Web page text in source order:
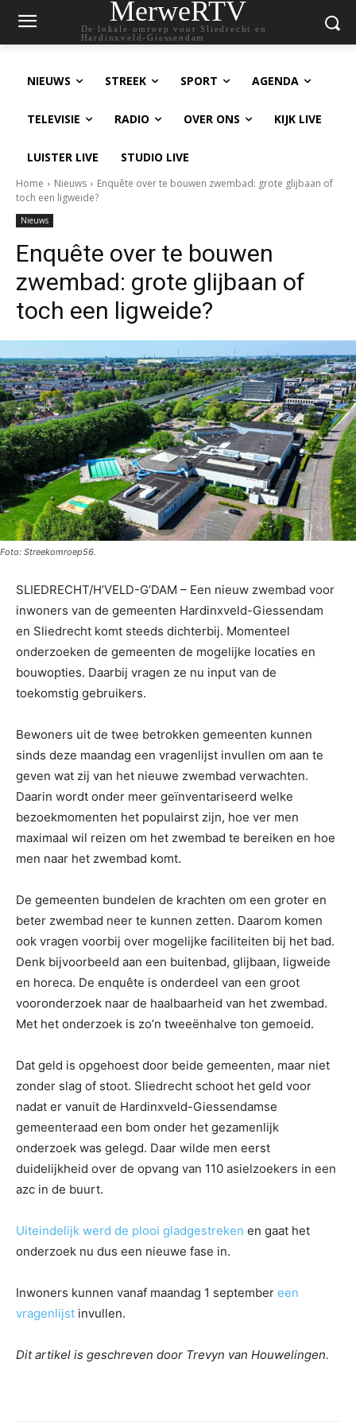
MerweRTV
De lokale omroep voor Sliedrecht en
Hardinxveld-Giessendam
NIEUWS STREEK SPORT AGENDA
TELEVISIE RADIO OVER ONS KIJK LIVE
LUISTER LIVE STUDIO LIVE
Home Nieuws
Enquête over te bouwen zwembad: grote glijbaan of
toch een ligweide?
Nieuws
Enquête over te bouwen
zwembad: grote glijbaan of
toch een ligweide?
Foto: Streekomroep56.
SLIEDRECHT/H’VELD-G’DAM – Een nieuw zwembad voor
inwoners van de gemeenten Hardinxveld-Giessendam
en Sliedrecht komt steeds dichterbij. Momenteel
onderzoeken de gemeenten de mogelijke locaties en
bouwopties. Daarbij vragen ze nu input van de
toekomstig gebruikers.
Bewoners uit de twee betrokken gemeenten kunnen
sinds deze maandag een vragenlijst invullen om aan te
geven wat zij van het nieuwe zwembad verwachten.
Daarin wordt onder meer geïnventariseerd welke
bezoekmomenten het populairst zijn, hoe ver men
maximaal wil reizen om het zwembad te bereiken en hoe
men naar het zwembad komt.
De gemeenten bundelen de krachten om een groter en
beter zwembad neer te kunnen zetten. Daarom komen
ook vragen voorbij over mogelijke faciliteiten bij het bad.
Denk bijvoorbeeld aan een buitenbad, glijbaan, ligweide
en horeca. De enquête is onderdeel van een groot
vooronderzoek naar de haalbaarheid van het zwembad.
Met het onderzoek is zo’n tweeënhalve ton gemoeid.
Dat geld is opgehoest door beide gemeenten, maar niet
zonder slag of stoot. Sliedrecht schoot het geld voor
nadat er vanuit de Hardinxveld-Giessendamse
gemeenteraad een bom onder het gezamenlijk
onderzoek was gelegd. Daar wilde men eerst
duidelijkheid over de opvang van 110 asielzoekers in een
azc in de buurt.
Uiteindelijk werd de plooi gladgestreken en gaat het
onderzoek nu dus een nieuwe fase in.
Inwoners kunnen vanaf maandag 1 september een
vragenlijst invullen.
Dit artikel is geschreven door Trevyn van Houwelingen.